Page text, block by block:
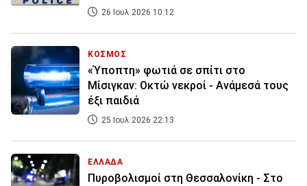
26 Ιουλ 2026 10:12
ΚΟΣΜΟΣ
«Ύποπτη» φωτιά σε σπίτι στο
Μίσιγκαν: Οκτώ νεκροί - Aνάμεσά τους
έξι παιδιά
25 Ιουλ 2026 22:13
ΕΛΛΑΔΑ
Πυροβολισμοί στη Θεσσαλονίκη - Στο